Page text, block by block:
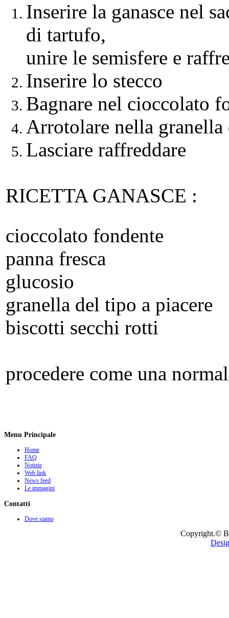
Inserire la ganasce nel
di tartufo,
unire le semisfere e
Inserire lo stecco
Bagnare nel cioccolato
Arrotolare nella
Lasciare raffreddare
RICETTA GANASCE :
cioccolato fondente
panna fresca
glucosio
granella del tipo a piacere
biscotti secchi rotti
procedere come una
Menu Principale
Home
FAQ
Notizie
Web link
News feed
Le immagini
Contatti
Dove siamo
Copyright.©